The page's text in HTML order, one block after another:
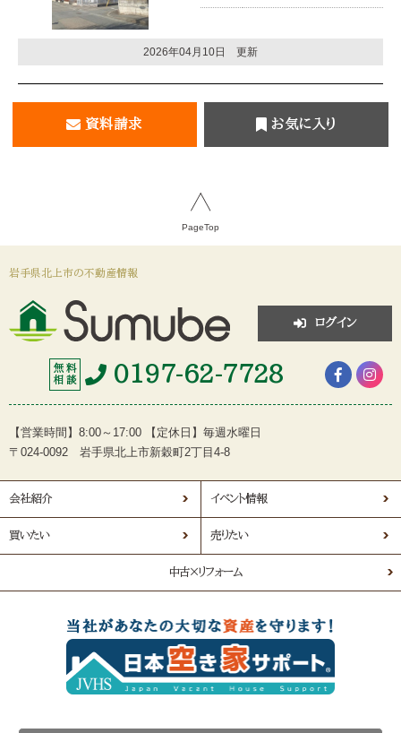
2026年04月10日 更新
資料請求 お気に入り
PageTop
岩手県北上市の不動産情報
ログイン
無 料
相 談
0197-62-7728
【営業時間】8:00～17:00 【定休日】毎週水曜日
〒024-0092 岩手県北上市新穀町2丁目4-8
会社紹介 イベント情報
買いたい 売りたい
中古×リフォーム